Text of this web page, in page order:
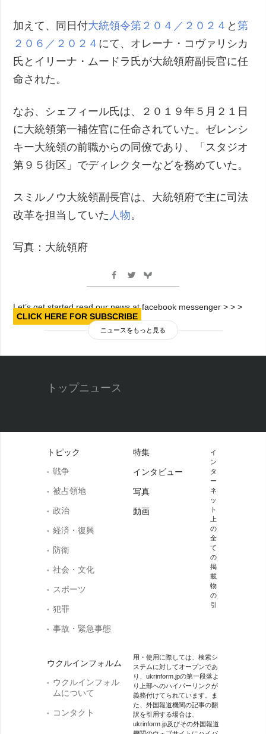
加えて、同日付大統領令第２０４／２０２４ と第
２０６／２０２４ にて、オレーナ・コヴァリシカ
氏とイリーナ・ムードラ氏が大統領府副長官に任
命された。
なお、シェフィール氏は、２０１９年５月２１日
に大統領第一補佐官に任命されていた。ゼレンシ
キー大統領の前職からの同僚であり、「スタジオ
第９５街区」でディレクターなどを務めていた。
スミルノウ大統領副長官は、大統領府で主に司法
改革を担当していた 人物。
写真：大統領府
Let’s get started read our news at facebook messenger > > >
CLICK HERE FOR SUBSCRIBE
ニュースをもっと見る
トップニュース
トピック
戦争
被占領地
政治
経済・復興
防衛
社会・文化
スポーツ
犯罪
事故・緊急事態
ウクルインフォルム
ウクルインフォル
ムについて
コンタクト
特集
インタビュー
写真
動画
イ
ン
タ
ー
ネ
ッ
ト
上
の
全
て
の
掲
載
物
の
引
用・使用に際しては、検索シ
ステムに対してオープンであ
り、ukrinform.jpの第一段落よ
り上部へのハイパーリンクが
義務付けてられています。ま
た、外国報道機関の記事の翻
訳を引用する場合は、
ukrinform.jp及びその外国報道